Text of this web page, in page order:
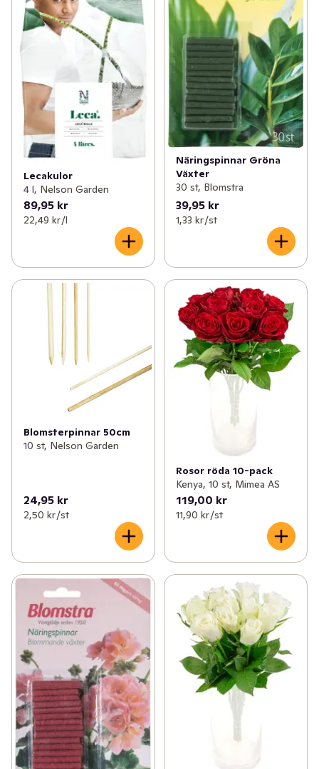
Lecakulor
4 l, Nelson Garden
89,95 kr
22,49 kr /l
Näringspinnar Gröna
Växter
30 st, Blomstra
39,95 kr
1,33 kr /st
Blomsterpinnar 50cm
10 st, Nelson Garden
24,95 kr
2,50 kr /st
Rosor röda 10-pack
Kenya, 10 st, Mimea AS
119,00 kr
11,90 kr /st